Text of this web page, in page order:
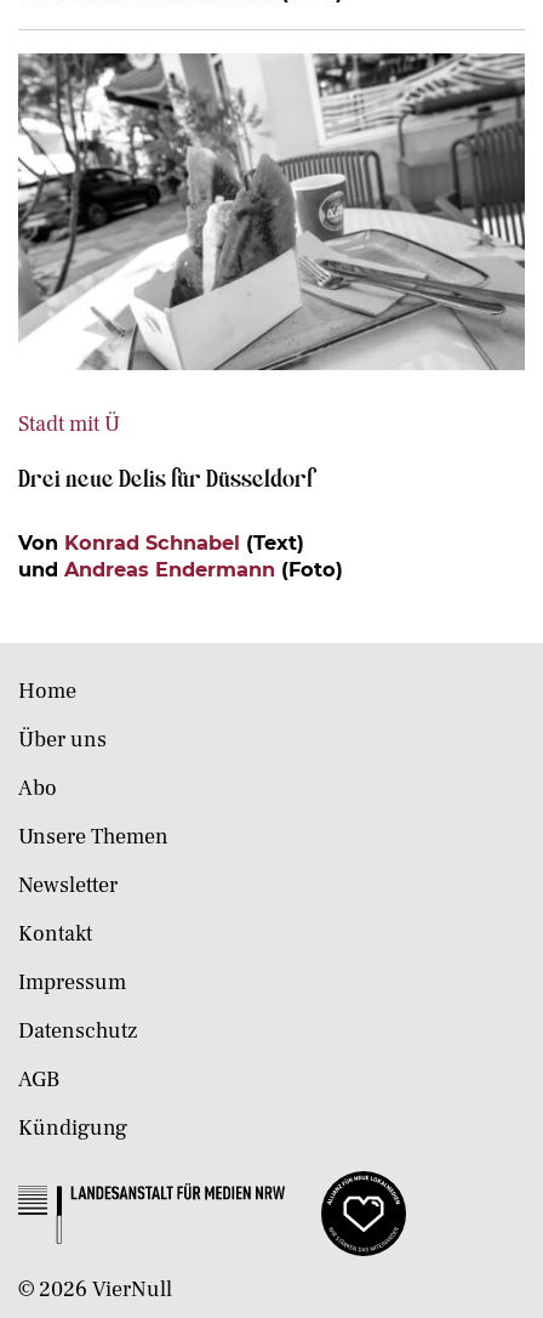
Stadt mit Ü
Drei neue Delis für Düsseldorf
Von Konrad Schnabel (Text)
und Andreas Endermann (Foto)
Home
Über uns
Abo
Unsere Themen
Newsletter
Kontakt
Impressum
Datenschutz
AGB
Kündigung
© 2026 VierNull